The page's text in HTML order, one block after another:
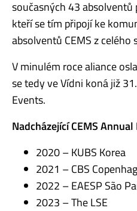
současných 43 absolventů
kteří se tím připojí ke
absolventů CEMS z celého
V minulém roce aliance
se tedy ve Vídni koná již
Events.
Nadcházející CEMS
2020 – KUBS Korea
2021 – CBS
2022 – EAESP São
2023 – The LSE